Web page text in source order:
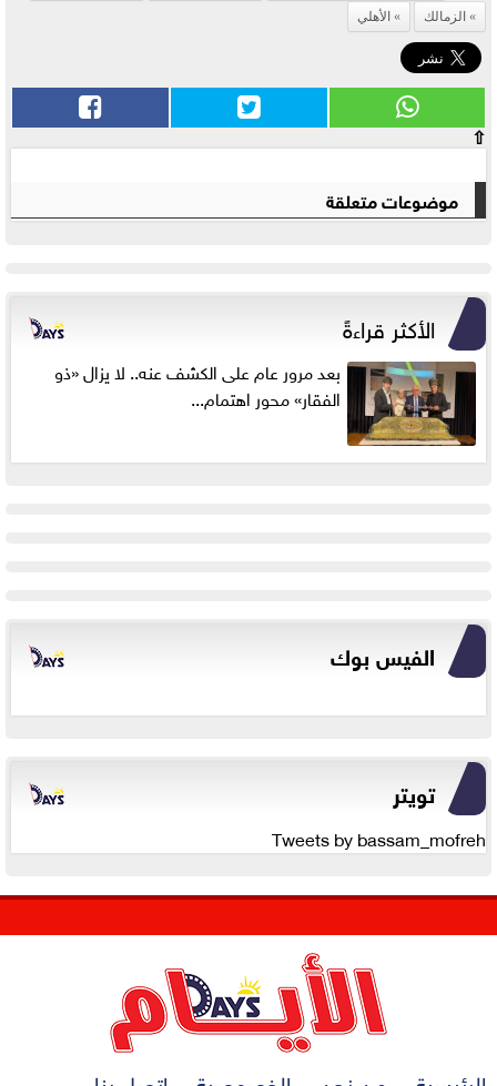
الزمالك
الأهلي
⇧
موضوعات متعلقة
الأكثر قراءةً
بعد مرور عام على الكشف عنه.. لا يزال «ذو
الفقار» محور اهتمام...
الفيس بوك
تويتر
Tweets by bassam_mofreh